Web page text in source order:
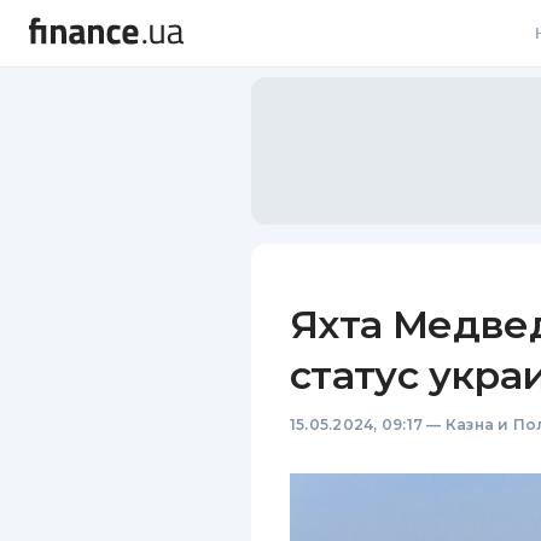
Яхта
статус
15.05.2024, 09:17 — Казна и